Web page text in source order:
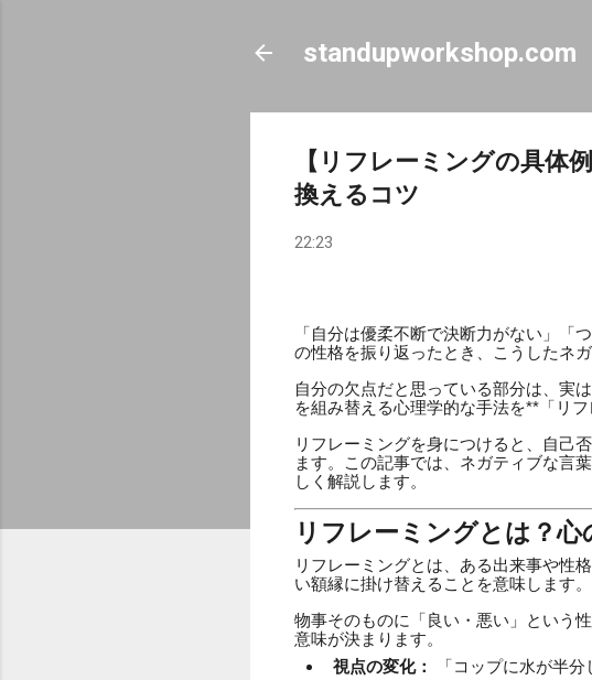
standupworkshop.com
【リフレーミングの具体
換えるコツ
22:23
「自分は優柔不断で決断力がない」
の性格を振り返ったとき、こうしたネ
自分の欠点だと思っている部分は、実
を組み替える心理学的な手法を**「リ
リフレーミングを身につけると、自己
ます。この記事では、ネガティブな言
しく解説します。
リフレーミングとは？
リフレーミングとは、ある出来事や性
い額縁に掛け替えることを意味します。
物事そのものに「良い・悪い」という
意味が決まります。
視点の変化：
「コップに水が半